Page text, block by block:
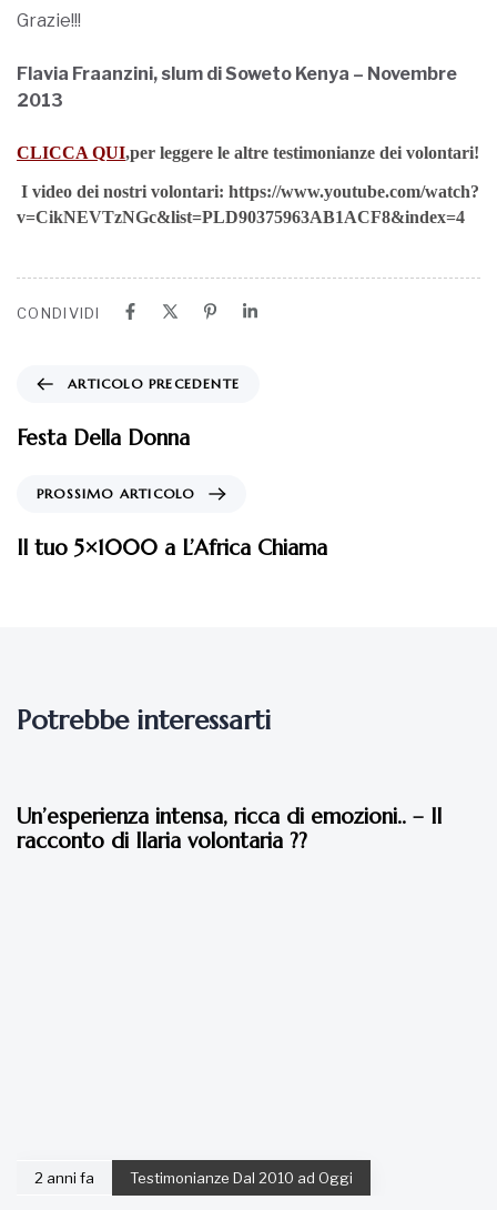
Grazie!!!
Flavia Fraanzini, slum di Soweto Kenya – Novembre
2013
CLICCA QUI,per leggere le altre testimonianze dei volontari!
I video dei nostri volontari: https://www.youtube.com/watch?
v=CikNEVTzNGc&list=PLD90375963AB1ACF8&index=4
CONDIVIDI
ARTICOLO PRECEDENTE
Festa Della Donna
PROSSIMO ARTICOLO
Il tuo 5×1000 a L’Africa Chiama
Potrebbe interessarti
Un’esperienza intensa, ricca di emozioni.. – Il
racconto di Ilaria volontaria ??
2 anni fa Testimonianze Dal 2010 ad Oggi